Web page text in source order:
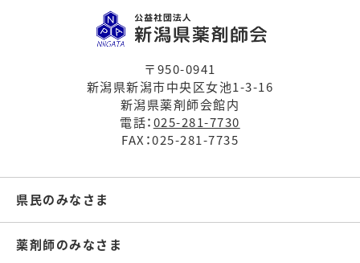
〒950-0941
新潟県新潟市中央区女池1-3-16
新潟県薬剤師会館内
電話：025-281-7730
FAX：025-281-7735
県民のみなさま
薬剤師のみなさま